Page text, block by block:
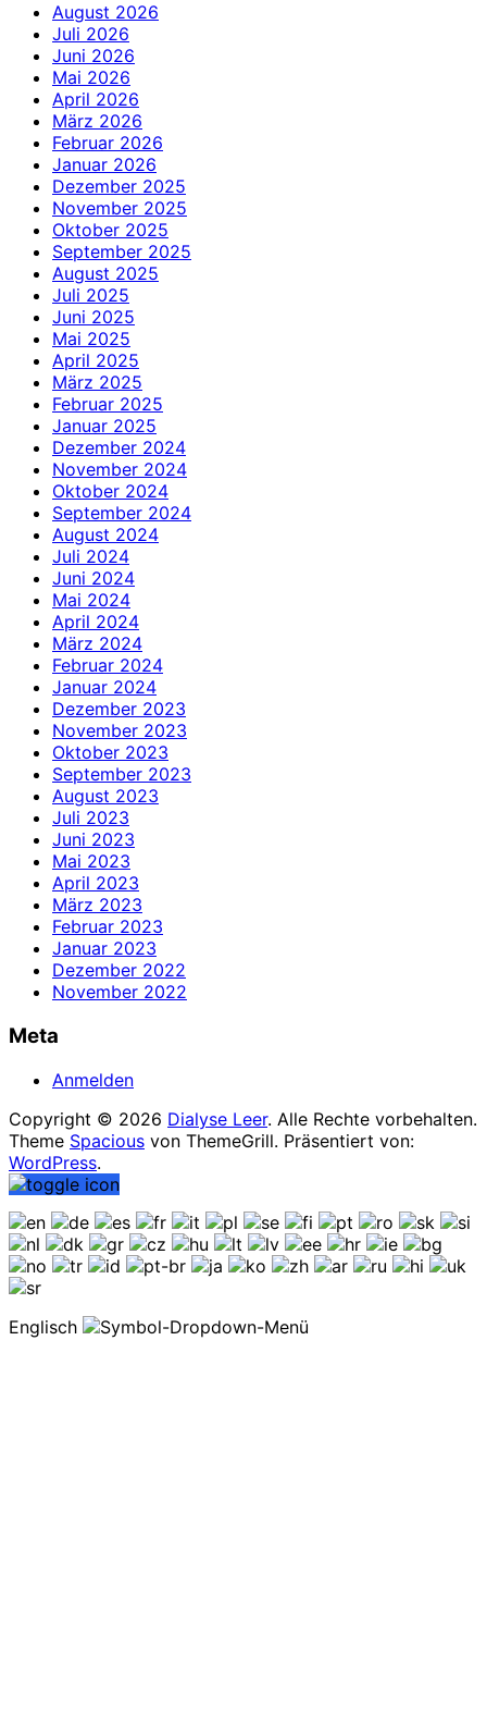
August 2026
Juli 2026
Juni 2026
Mai 2026
April 2026
März 2026
Februar 2026
Januar 2026
Dezember 2025
November 2025
Oktober 2025
September 2025
August 2025
Juli 2025
Juni 2025
Mai 2025
April 2025
März 2025
Februar 2025
Januar 2025
Dezember 2024
November 2024
Oktober 2024
September 2024
August 2024
Juli 2024
Juni 2024
Mai 2024
April 2024
März 2024
Februar 2024
Januar 2024
Dezember 2023
November 2023
Oktober 2023
September 2023
August 2023
Juli 2023
Juni 2023
Mai 2023
April 2023
März 2023
Februar 2023
Januar 2023
Dezember 2022
November 2022
Meta
Anmelden
Copyright © 2026 Dialyse Leer. Alle Rechte vorbehalten.
Theme Spacious von ThemeGrill. Präsentiert von:
WordPress.
Englisch